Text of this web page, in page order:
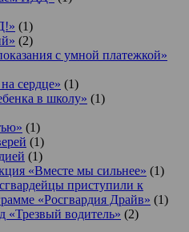
(1)
(2)
с умной платежкой»
сердце» (1)
в школу» (1)
(1)
(1)
(1)
«Вместе мы сильнее» (1)
приступили к
«Росгвардия Драйв» (1)
«Трезвый водитель» (2)